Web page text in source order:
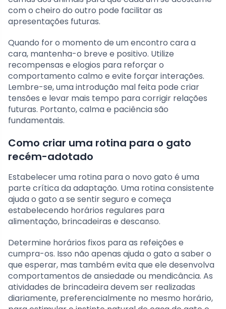
com o cheiro do outro pode facilitar as
apresentações futuras.
Quando for o momento de um encontro cara a
cara, mantenha-o breve e positivo. Utilize
recompensas e elogios para reforçar o
comportamento calmo e evite forçar interações.
Lembre-se, uma introdução mal feita pode criar
tensões e levar mais tempo para corrigir relações
futuras. Portanto, calma e paciência são
fundamentais.
Como criar uma rotina para o gato
recém-adotado
Estabelecer uma rotina para o novo gato é uma
parte crítica da adaptação. Uma rotina consistente
ajuda o gato a se sentir seguro e começa
estabelecendo horários regulares para
alimentação, brincadeiras e descanso.
Determine horários fixos para as refeições e
cumpra-os. Isso não apenas ajuda o gato a saber o
que esperar, mas também evita que ele desenvolva
comportamentos de ansiedade ou mendicância. As
atividades de brincadeira devem ser realizadas
diariamente, preferencialmente no mesmo horário,